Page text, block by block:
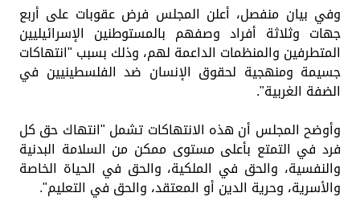
وفي بيان منفصل، أعلن المجلس فرض عقوبات على أربع
جهات وثلاثة أفراد وصفهم بالمستوطنين الإسرائيليين
المتطرفين والمنظمات الداعمة لهم، وذلك بسبب "انتهاكات
جسيمة ومنهجية لحقوق الإنسان ضد الفلسطينيين في
الضفة الغربية".
وأوضح المجلس أن هذه الانتهاكات تشمل "انتهاك حق كل
فرد في التمتع بأعلى مستوى ممكن من السلامة البدنية
والنفسية، والحق في الملكية، والحق في الحياة الخاصة
والأسرية، وحرية الدين أو المعتقد، والحق في التعليم".